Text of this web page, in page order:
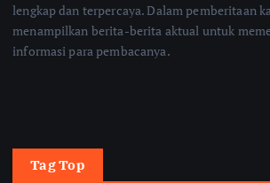
lengkap dan terpercaya. Dalam pemberitaan
menampilkan berita-berita aktual untuk
informasi para pembacanya.
Tag Top